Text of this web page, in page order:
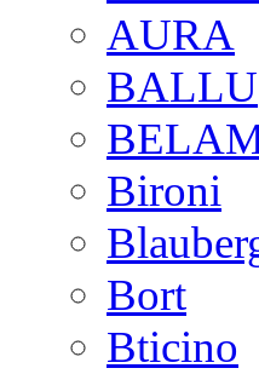
AURA
BALLU
Bironi
Bort
Bticino